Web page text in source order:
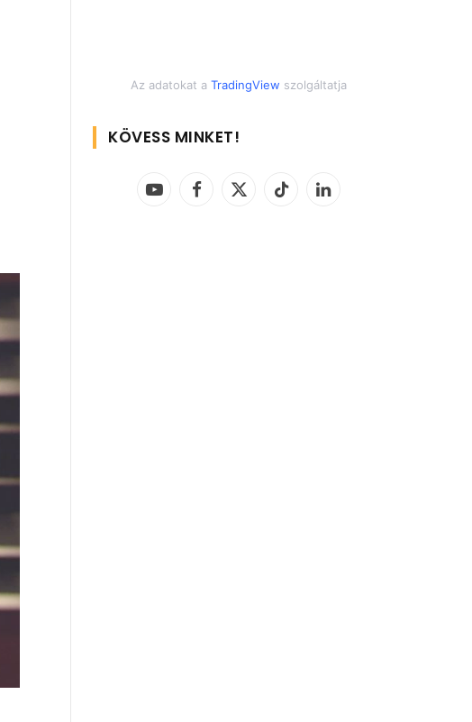
Az adatokat a TradingView szolgáltatja
KÖVESS MINKET!
YouTubeFacebook
X
TikTok LinkedIn